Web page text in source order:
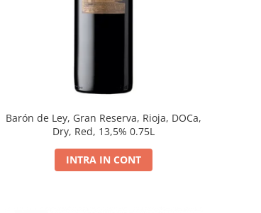
Barón de Ley, Gran Reserva, Rioja, DOCa,
Dry, Red, 13,5% 0.75L
INTRA IN CONT